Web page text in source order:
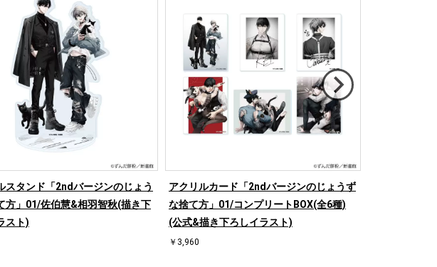
スタンド「2ndバージンのじょう
方」01/佐伯慧&相羽智秋(描き下
スト)
アクリルカード「2ndバージンのじょうず
な捨て方」01/コンプリートBOX(全6種)
(公式&描き下ろしイラスト)
￥3,960